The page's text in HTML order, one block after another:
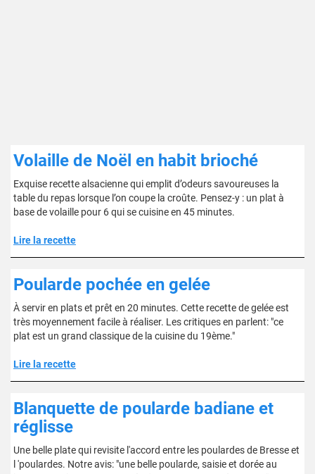
Volaille de Noël en habit brioché
Exquise recette alsacienne qui emplit d’odeurs savoureuses la
table du repas lorsque l’on coupe la croûte. Pensez-y : un plat à
base de volaille pour 6 qui se cuisine en 45 minutes.
Lire la recette
Poularde pochée en gelée
À servir en plats et prêt en 20 minutes. Cette recette de gelée est
très moyennement facile à réaliser. Les critiques en parlent: "ce
plat est un grand classique de la cuisine du 19ème."
Lire la recette
Blanquette de poularde badiane et
réglisse
Une belle plate qui revisite l'accord entre les poulardes de Bresse et
l 'poulardes. Notre avis: "une belle poularde, saisie et dorée au